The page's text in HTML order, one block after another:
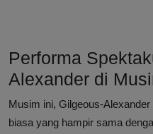
Performa
Alexander di
Musim ini, Gilgeous-
biasa yang hampir sama